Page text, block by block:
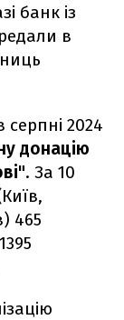
банк із
в
2024
донацію
. За 10
465